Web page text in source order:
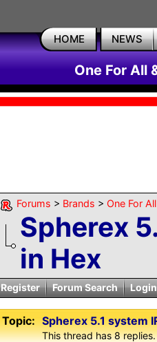
HOME NEWS
One For All
Forums > Brands > One For
Spherex
in Hex
Register Forum Search Login
Topic: Spherex 5.1 system
This thread has 8